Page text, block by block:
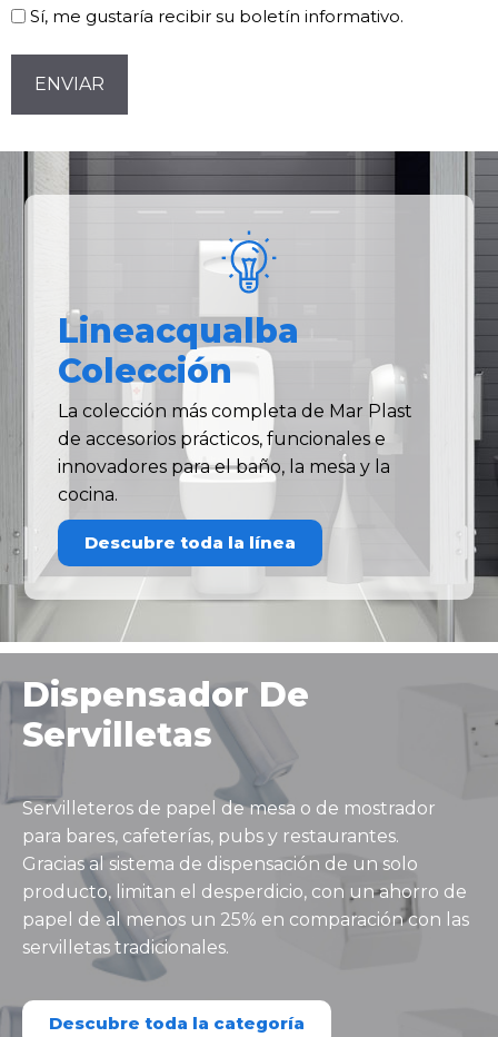
Sí, me gustaría recibir su boletín informativo.
CAPTCHA
Lineacqualba
Colección
La colección más completa de Mar Plast
de accesorios prácticos, funcionales e
innovadores para el baño, la mesa y la
cocina.
Descubre toda la línea
Dispensador De
Servilletas
Servilleteros de papel de mesa o de mostrador
para bares, cafeterías, pubs y restaurantes.
Gracias al sistema de dispensación de un solo
producto, limitan el desperdicio, con un ahorro de
papel de al menos un 25% en comparación con las
servilletas tradicionales.
Descubre toda la categoría